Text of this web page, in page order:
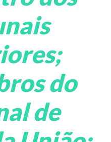
do
de